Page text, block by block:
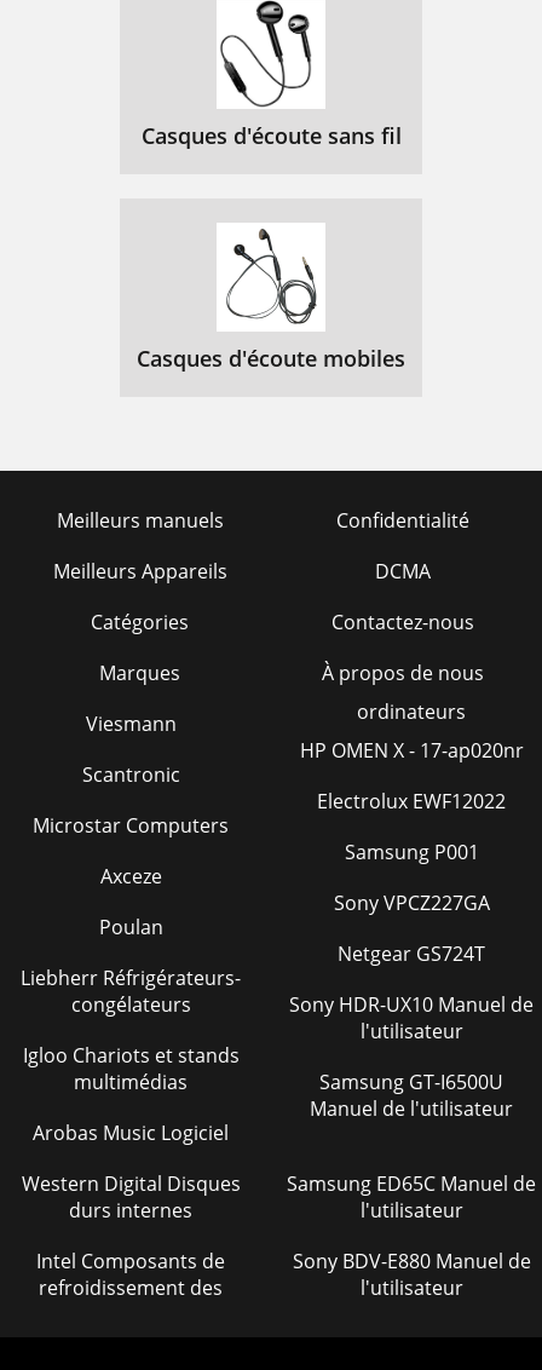
Casques d'écoute sans fil
Casques d'écoute mobiles
Meilleurs manuels
Meilleurs Appareils
Catégories
Marques
Confidentialité
DCMA
Contactez-nous
À propos de nous
Viesmann
Scantronic
Microstar Computers
Axceze
Poulan
Liebherr Réfrigérateurs-
congélateurs
Igloo Chariots et stands
multimédias
Arobas Music Logiciel
Western Digital Disques
durs internes
Intel Composants de
refroidissement des
ordinateurs
HP OMEN X - 17-ap020nr
Electrolux EWF12022
Samsung P001
Sony VPCZ227GA
Netgear GS724T
Sony HDR-UX10 Manuel de
l'utilisateur
Samsung GT-I6500U
Manuel de l'utilisateur
Samsung ED65C Manuel de
l'utilisateur
Sony BDV-E880 Manuel de
l'utilisateur